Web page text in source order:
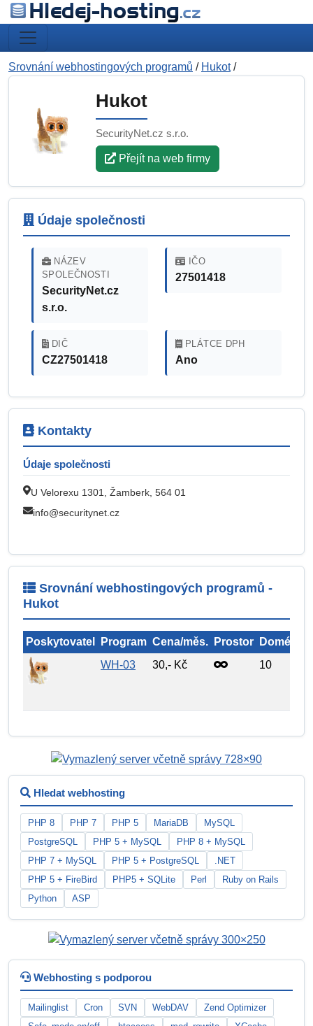
Srovnání webhostingových programů / Hukot/
Hukot
SecurityNet.cz s.r.o.
Přejít na web firmy
Údaje společnosti
NÁZEV
SPOLEČNOSTI
SecurityNet.cz
s.r.o.
IČO
27501418
DIČ
CZ27501418
PLÁTCE DPH
Ano
Kontakty
Údaje společnosti
U Velorexu 1301, Žamberk, 564 01
info@securitynet.cz
Srovnání webhostingových programů -
Hukot
Poskytovatel Program Cena/měs. Prostor Domény
WH-03
30,- Kč 10
Hledat webhosting
PHP 8 PHP 7 PHP 5 MariaDB
MySQL
PostgreSQL
PHP 5 + MySQL
PHP 8 + MySQL
PHP 7 + MySQL
PHP 5 + PostgreSQL
.NET
PHP 5 + FireBird
PHP5 + SQLite Perl
Ruby on Rails
Python
ASP
Webhosting s podporou
Mailinglist Cron SVN WebDAV
Zend Optimizer